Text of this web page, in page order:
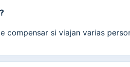
compensar si viajan varias